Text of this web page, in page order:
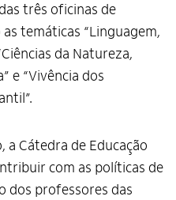
três oficinas de
temáticas “Linguagem,
da Natureza,
e “Vivência dos
a Cátedra de Educação
com as políticas de
dos professores das